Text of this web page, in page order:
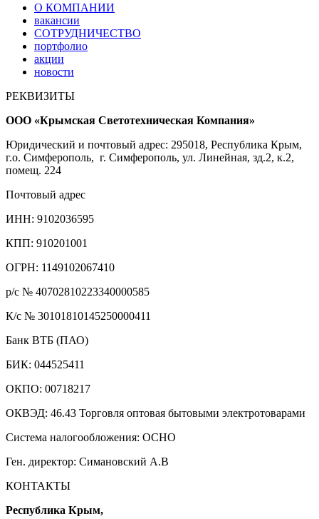
О КОМПАНИИ
вакансии
СОТРУДНИЧЕСТВО
портфолио
акции
новости
РЕКВИЗИТЫ
ООО «Крымская Светотехническая Компания»
Юридический и почтовый адрес: 295018, Республика Крым,
г.о. Симферополь, г. Симферополь, ул. Линейная, зд.2, к.2,
помещ. 224
Почтовый адрес
ИНН: 9102036595
КПП: 910201001
ОГРН: 1149102067410
р/с № 40702810223340000585
К/с № 30101810145250000411
Банк ВТБ (ПАО)
БИК: 044525411
ОКПО: 00718217
ОКВЭД: 46.43 Торговля оптовая бытовыми электротоварами
Система налогообложения: ОСНО
Ген. директор: Симановский А.В
КОНТАКТЫ
Республика Крым,